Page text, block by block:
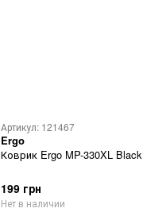
Артикул: 121467
Ergo
Коврик Ergo MP-330XL Black
199 грн
Нет в наличии